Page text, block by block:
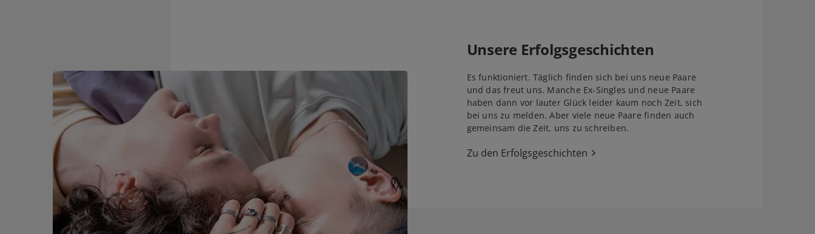
Unsere Erfolgsgeschichten
Es funktioniert. Täglich finden sich bei uns neue Paare
und das freut uns. Manche Ex-Singles und neue Paare
haben dann vor lauter Glück leider kaum noch Zeit, sich
bei uns zu melden. Aber viele neue Paare finden auch
gemeinsam die Zeit, uns zu schreiben.
Zu den Erfolgsgeschichten